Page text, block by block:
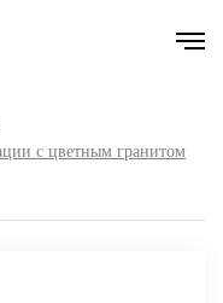
с цветным гранитом